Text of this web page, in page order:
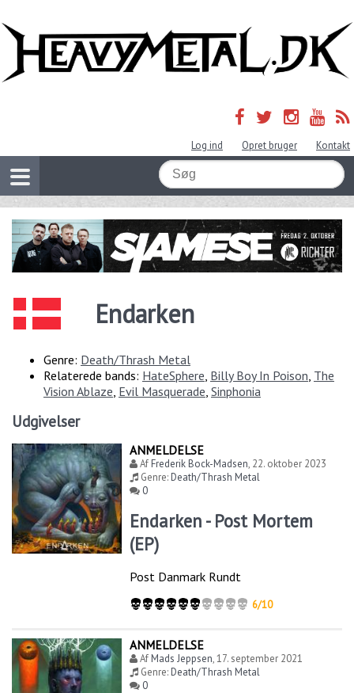
Log ind Opret bruger Kontakt
Endarken
Genre: Death/Thrash Metal
Relaterede bands: HateSphere Billy Boy In Poison The
Vision Ablaze Evil Masquerade Sinphonia
Udgivelser
ANMELDELSE
AfFrederik Bock-Madsen, 22. oktober 2023
Genre:Death/Thrash Metal
0
Endarken - Post Mortem
(EP)
Post Danmark Rundt
6/10
ANMELDELSE
AfMads Jeppsen,17. september 2021
Genre:Death/Thrash Metal
0